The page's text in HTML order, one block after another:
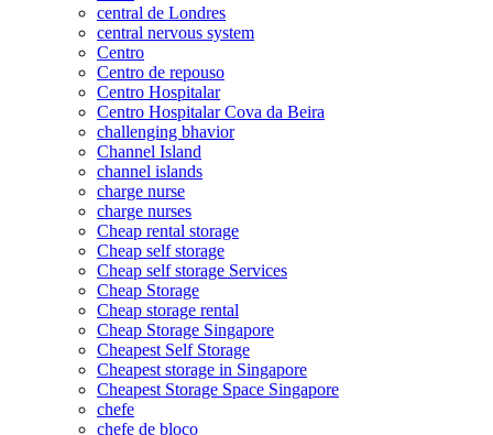
central de Londres
central nervous system
Centro
Centro de repouso
Centro Hospitalar
Centro Hospitalar Cova da Beira
challenging bhavior
Channel Island
channel islands
charge nurse
charge nurses
Cheap rental storage
Cheap self storage
Cheap self storage Services
Cheap Storage
Cheap storage rental
Cheap Storage Singapore
Cheapest Self Storage
Cheapest storage in Singapore
Cheapest Storage Space Singapore
chefe
chefe de bloco